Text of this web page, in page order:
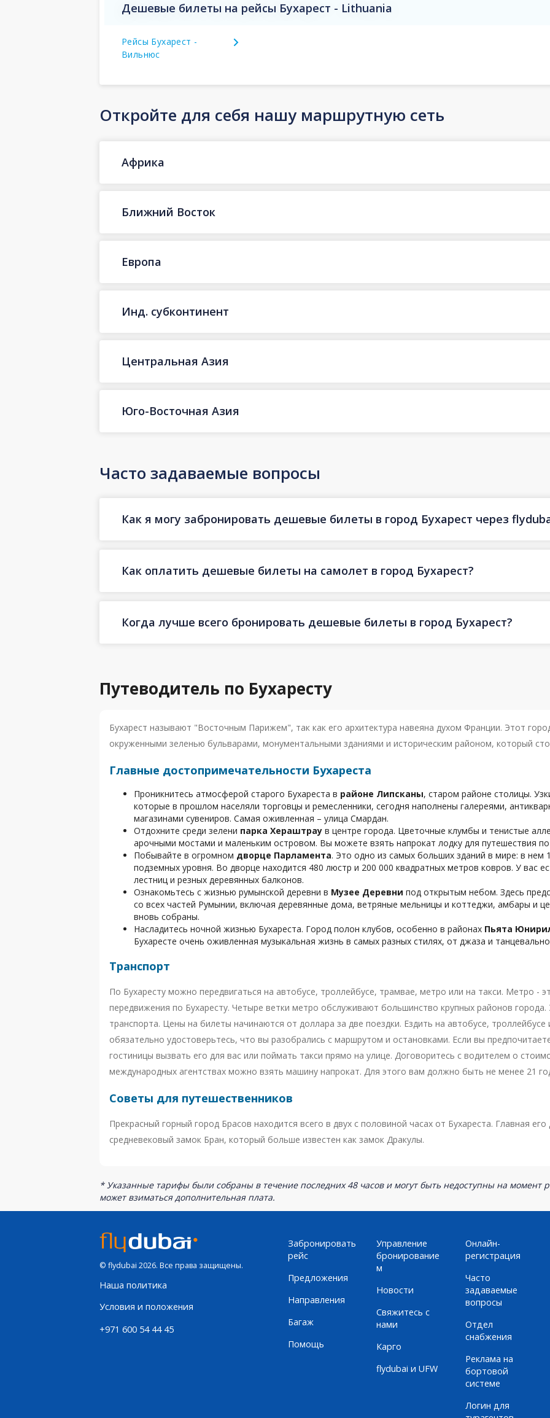
Дешевые билеты на рейсы Бухарест - Lithuania
Рейсы Бухарест -
Вильнюс
Откройте для себя нашу маршрутную сеть
Африка
Ближний Восток
Европа
Инд. субконтинент
Центральная Азия
Юго-Восточная Азия
Часто задаваемые вопросы
Как я могу забронировать дешевые билеты в город Бухарест через
Как оплатить дешевые билеты на самолет в город Бухарест?
Когда лучше всего бронировать дешевые билеты в город Бухарест?
Путеводитель по Бухаресту
Бухарест называют "Восточным Парижем", так как его архитектура навеяна духом Франции. Этот
окруженными зеленью бульварами, монументальными зданиями и историческим районом, который
Главные достопримечательности Бухареста
Проникнитесь атмосферой старого Бухареста в районе Липсканы, старом районе столицы.
которые в прошлом населяли торговцы и ремесленники, сегодня наполнены галереями,
магазинами сувениров. Самая оживленная – улица Смардан.
Отдохните среди зелени парка Хераштрау в центре города. Цветочные клумбы и тенистые
арочными мостами и маленьким островом. Вы можете взять напрокат лодку для путешествия по
Побывайте в огромном дворце Парламента. Это одно из самых больших зданий в мире: в нем
подземных уровня. Во дворце находится 480 люстр и 200 000 квадратных метров ковров. У вас
лестниц и резных деревянных балконов.
Ознакомьтесь с жизнью румынской деревни в Музее Деревни под открытым небом. Здесь
со всех частей Румынии, включая деревянные дома, ветряные мельницы и коттеджи, амбары и
вновь собраны.
Насладитесь ночной жизнью Бухареста. Город полон клубов, особенно в районах Пьята
Бухаресте очень оживленная музыкальная жизнь в самых разных стилях, от джаза и
Транспорт
По Бухаресту можно передвигаться на автобусе, троллейбусе, трамвае, метро или на такси. Метро -
передвижения по Бухаресту. Четыре ветки метро обслуживают большинство крупных районов
транспорта. Цены на билеты начинаются от доллара за две поездки. Ездить на автобусе,
обязательно удостоверьтесь, что вы разобрались с маршрутом и остановками. Если вы
гостиницы вызвать его для вас или поймать такси прямо на улице. Договоритесь с водителем о
международных агентствах можно взять машину напрокат. Для этого вам должно быть не менее 21
Советы для путешественников
Прекрасный горный город Брасов находится всего в двух с половиной часах от Бухареста. Главная
средневековый замок Бран, который больше известен как замок Дракулы.
* Указанные тарифы были собраны в течение последних 48 часов и могут быть недоступны на момент
может взиматься дополнительная плата.
© flydubai 2026. Все права защищены.
Наша политика
Условия и положения
+971 600 54 44 45
Забронировать
рейс
Предложения
Направления
Багаж
Помощь
Управление
бронирование
м
Новости
Свяжитесь с
нами
Карго
flydubai и UFW
Онлайн-
регистрация
Часто
задаваемые
вопросы
Отдел
снабжения
Реклама на
бортовой
системе
Логин для